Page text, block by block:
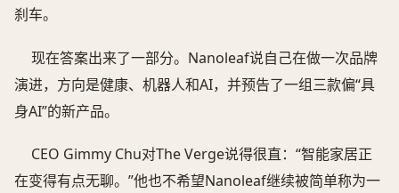
刹车。
现在答案出来了一部分。Nanoleaf说自己在做一次品牌
演进，方向是健康、机器人和AI，并预告了一组三款偏“具
身AI”的新产品。
CEO Gimmy Chu对The Verge说得很直：“智能家居正
在变得有点无聊。”他也不希望Nanoleaf继续被简单称为一